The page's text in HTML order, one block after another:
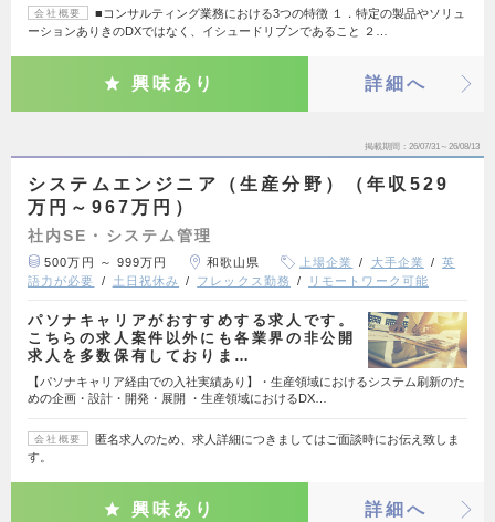
会社概要
■コンサルティング業務における3つの特徴 １．特定の製品やソリュ
ーションありきのDXではなく、イシュードリブンであること ２…
興味あり 詳細へ
掲載期間 26/07/31～26/08/13
システムエンジニア（生産分野）（年収529
万円～967万円）
社内SE・システム管理
500万円 ～ 999万円 和歌山県 上場企業 大手企業
英
語力が必要
土日祝休み フレックス勤務 リモートワーク可能
パソナキャリアがおすすめする求人です。
こちらの求人案件以外にも各業界の非公開
求人を多数保有しておりま…
【パソナキャリア経由での入社実績あり】・生産領域におけるシステム刷新のた
めの企画・設計・開発・展開 ・生産領域におけるDX…
会社概要
匿名求人のため、求人詳細につきましてはご面談時にお伝え致しま
す。
興味あり 詳細へ